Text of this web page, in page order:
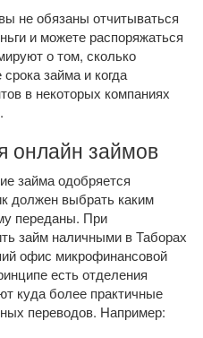
не обязаны отчитываться
и можете распоряжаться
о том, сколько
займа и когда
в некоторых компаниях
.
онлайн займов
займа одобряется
должен выбрать каким
переданы. При
займ наличными в Таборах
офис микрофинансовой
есть отделения
куда более практичные
переводов. Например: